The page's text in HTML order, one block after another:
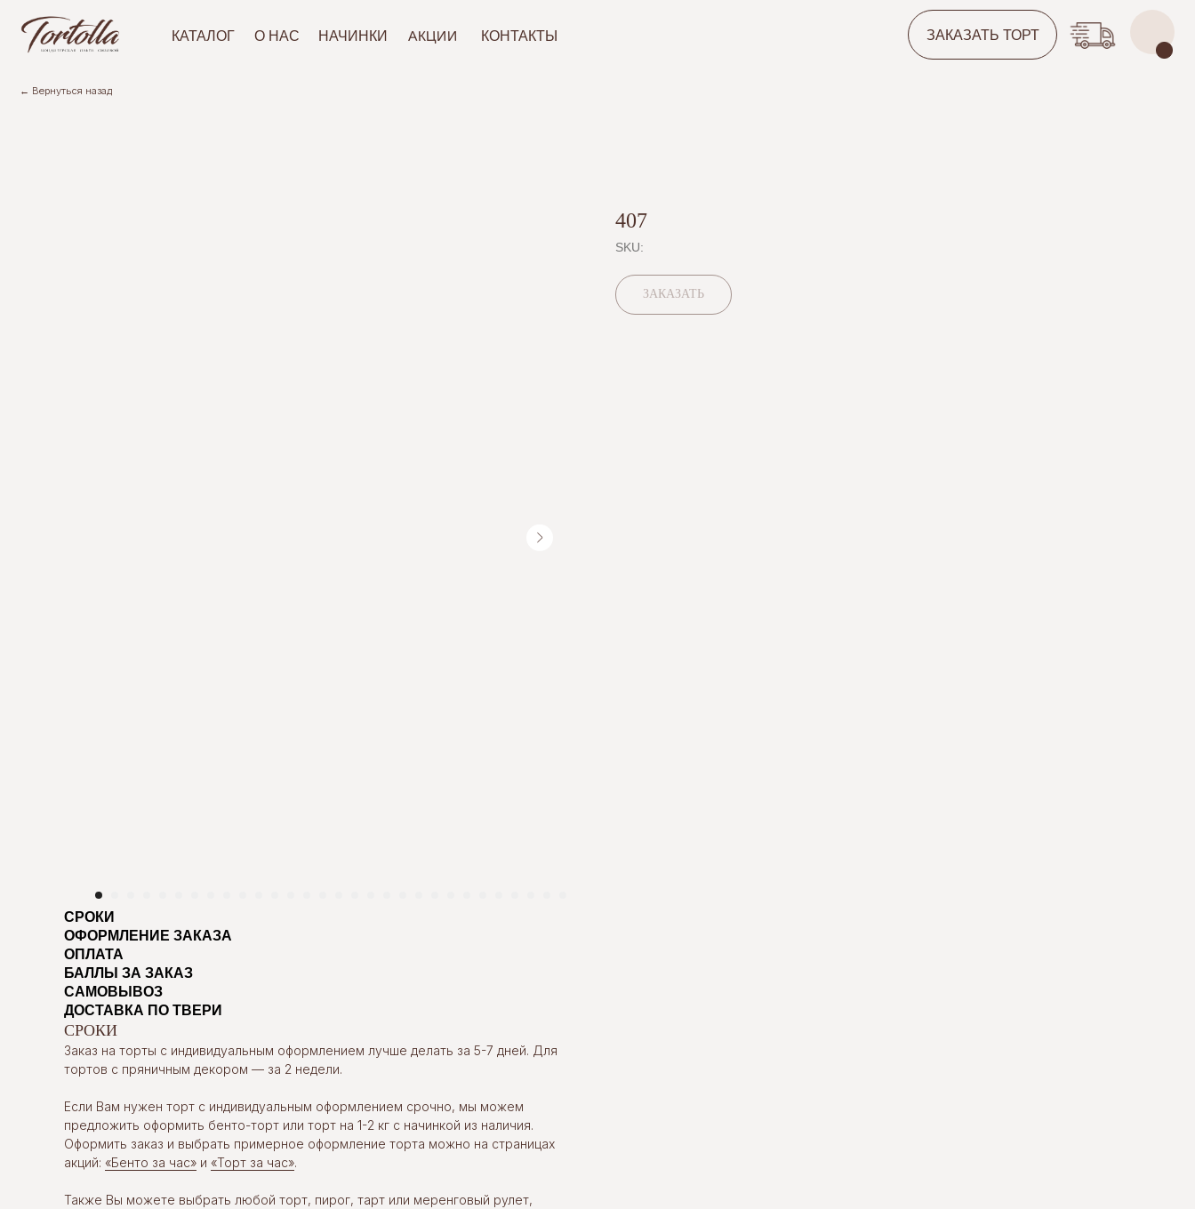
КАТАЛОГ О НАС НАЧИНКИ АКЦИИ КОНТАКТЫ ЗАКАЗАТЬ ТОРТ
407
SKU:
ЗАКАЗАТЬ
СРОКИ
ОФОРМЛЕНИЕ ЗАКАЗА
ОПЛАТА
БАЛЛЫ ЗА ЗАКАЗ
САМОВЫВОЗ
ДОСТАВКА ПО ТВЕРИ
СРОКИ
Заказ на торты с индивидуальным оформлением лучше делать за 5-7 дней. Для
тортов с пряничным декором — за 2 недели.
Если Вам нужен торт с индивидуальным оформлением срочно, мы можем
предложить оформить бенто-торт или торт на 1-2 кг с начинкой из наличия.
Оформить заказ и выбрать примерное оформление торта можно на страницах
акций: «Бенто за час» и «Торт за час».
Также Вы можете выбрать любой торт, пирог, тарт или меренговый рулет,